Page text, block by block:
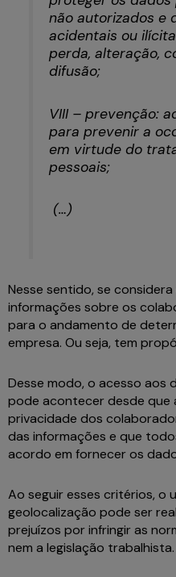
não autorizados e
acidentais ou
perda, alteração,
difusão;
VIII – prevenção:
para prevenir a
em virtude do
pessoais;
(…)
Nesse sentido, se
informações sobre os
para o andamento de
empresa. Ou seja, tem
Desse modo, o acesso aos
pode acontecer desde que
privacidade dos
das informações e que
acordo em fornecer os
Ao seguir esses critérios, o
geolocalização pode ser
prejuízos por infringir as
nem a legislação trabalhista.